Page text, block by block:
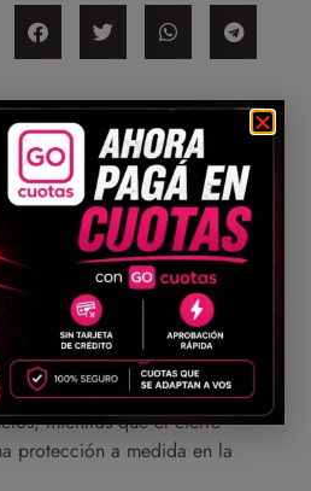
proporciona una
mientras que el cierre
protección a medida en la